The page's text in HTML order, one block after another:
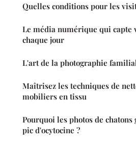
Quelles conditions pour les
Le média numérique qui capte
chaque jour
L'art de la photographie
Maîtrisez les techniques de
mobiliers en tissu
Pourquoi les photos de
pic d'ocytocine ?